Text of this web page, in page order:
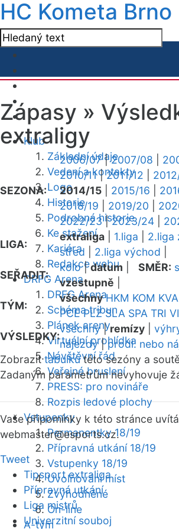
HC Kometa Brno
Klub
Základní údaje
Vedení a kontakty
Logo
Historie
Podrobná historie
Ke stažení
Kariéra
Redakce webu
DRFG Arena
DRFG Arena
Schéma tribun
Plánek areny
Virtuální prohlídka
Návštěvní řád
Veřejné bruslení
PRESS: pro novináře
Rozpis ledové plochy
Vstupenky
Permanentky 18/19
Přípravná utkání 18/19
Vstupenky 18/19
Uvolňování míst
Zvýhodněné
On-line
A-tým
Zápasy »
extraligy
SEZONA:
2006/07|2007/08
2010/11|2011/12
2014/15
2015/16
2018/19
2019/20
2022/23|2023/24
LIGA:
extraliga 1.liga 2.liga
střed
2.liga východ
SEŘADIT:
kolo|datum SMĚR:
vzestupně
TÝM:
všechny HKM KOM KVA
PCE PLZ SLA SPA TRI
VÝSLEDKY:
všechny|remízy
nájezdy|prodl. nebo
Zobrazittabulkutéto sezóny a
Zadaným parametrům nevyhovuje
Vaše připomínky k této stránce
webmaster@esports.cz.
Tweet
Tipsport extraliga
Přípravná utkání
Liga mistrů
Univerzitní souboj